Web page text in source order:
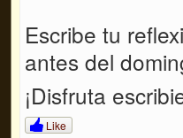
Escribe tu
antes del
¡Disfruta
Like